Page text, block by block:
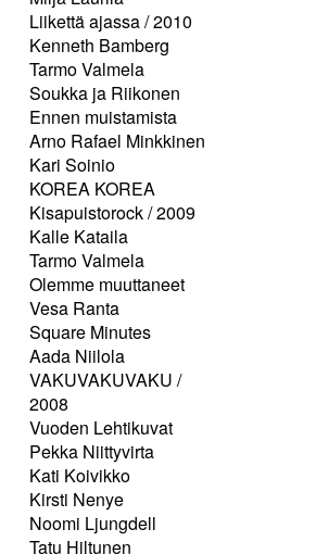
Liikettä ajassa / 2010
Kenneth Bamberg
Tarmo Valmela
Soukka ja Riikonen
Ennen muistamista
Arno Rafael Minkkinen
Kari Soinio
KOREA KOREA
Kisapuistorock / 2009
Kalle Kataila
Tarmo Valmela
Olemme muuttaneet
Vesa Ranta
Square Minutes
Aada Niilola
VAKUVAKUVAKU /
2008
Vuoden Lehtikuvat
Pekka Niittyvirta
Kati Koivikko
Kirsti Nenye
Noomi Ljungdell
Tatu Hiltunen